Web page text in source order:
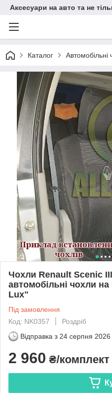
Аксесуари на авто та не
Каталог Автомобільні
Чохли Renault Scenic
автомобільні чохли
Lux"
Під замовлення
Код: NK0357
Роздріб
Відправка з 24 серпня 2026
2 960 ₴/комплект